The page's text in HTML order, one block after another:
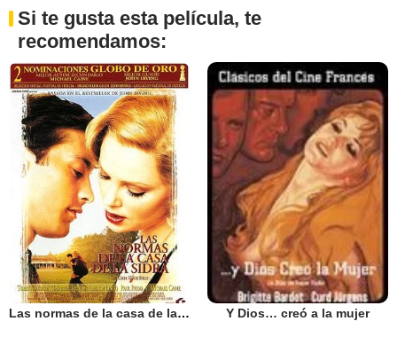
Si te gusta esta película, te
recomendamos:
Las normas de la casa de la sidra Y Dios… creó a la mujer